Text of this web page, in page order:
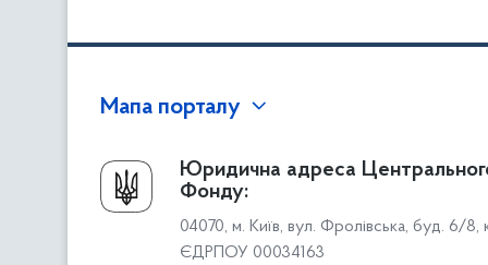
Мапа порталу
Про Фонд
Керівництво
Структура Фонду
Юридична адреса
Фонду:
04070, м. Київ, вул. Фролівська, буд. 6/8,
ЄДРПОУ 00034163